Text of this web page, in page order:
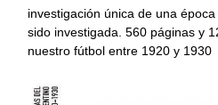
investigación única de una
sido investigada. 560 páginas y
nuestro fútbol entre 1920 y 1930